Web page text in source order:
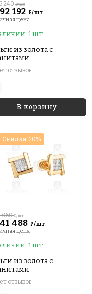
192 ₽/шт
240₽/шт
цена
1 шт
из золота с
отзывов
В корзину
488 ₽/шт
860₽/шт
цена
1 шт
из золота с
отзывов
Скидка: 20%